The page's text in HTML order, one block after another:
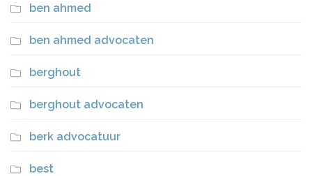
ben ahmed
ben ahmed advocaten
berghout
berghout advocaten
berk advocatuur
best